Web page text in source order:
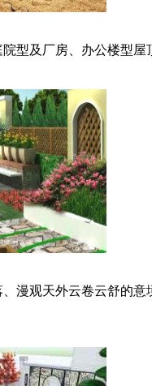
型及厂房、办公楼型屋
漫观天外云卷云舒的